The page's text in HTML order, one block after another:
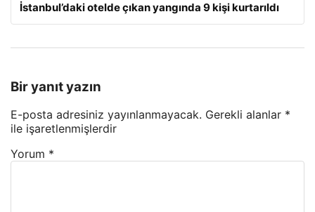
İstanbul’daki otelde çıkan yangında 9 kişi kurtarıldı
Bir yanıt yazın
E-posta adresiniz yayınlanmayacak. Gerekli alanlar *
ile işaretlenmişlerdir
Yorum *